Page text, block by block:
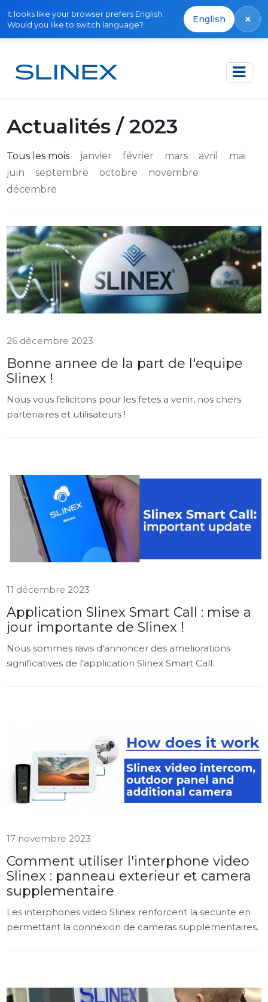
It looks like your browser prefers English.
Would you like to switch language?
English ×
Accueil Actualités
Actualités / 2023
Tous les mois janvier février mars avril
mai
juin
septembre octobre
novembre
décembre
26 décembre 2023
Bonne annee de la part de l'equipe
Slinex !
Nous vous felicitons pour les fetes a venir, nos chers
partenaires et utilisateurs !
11 décembre 2023
Application Slinex Smart Call : mise a
jour importante de Slinex !
Nous sommes ravis d'annoncer des ameliorations
significatives de l'application Slinex Smart Call.
17 novembre 2023
Comment utiliser l'interphone video
Slinex : panneau exterieur et camera
supplementaire
Les interphones video Slinex renforcent la securite en
permettant la connexion de cameras supplementaires.